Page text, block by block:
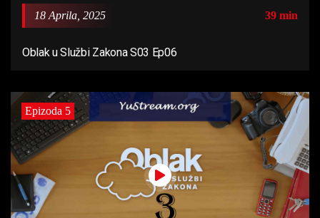
18 Aprila, 2025 39 min
Oblak u Službi Zakona S03 Ep06
Epizoda 5